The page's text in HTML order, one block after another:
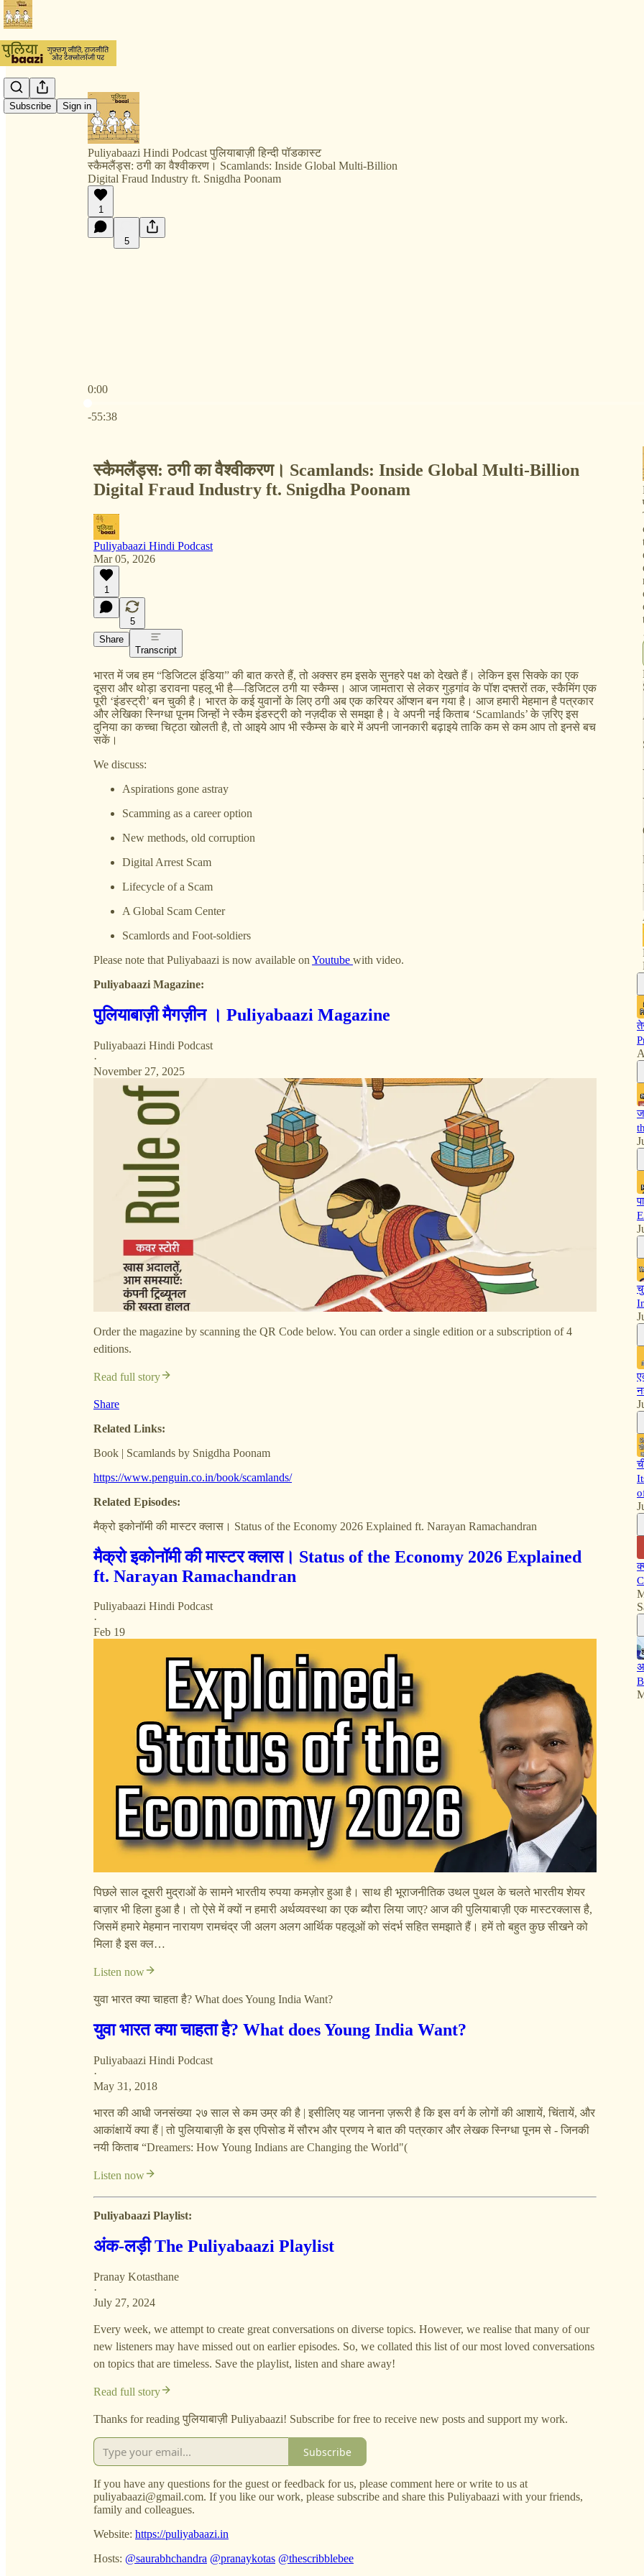
Subscribe Sign in
Puliyabaazi Hindi Podcast पुलियाबाज़ी हिन्दी पॉडकास्ट
स्कैमलैंड्स: ठगी का वैश्वीकरण। Scamlands: Inside Global Multi-Billion
Digital Fraud Industry ft. Snigdha Poonam
1
5
0:00
-55:38
स्कैमलैंड्स: ठगी का वैश्वीकरण। Scamlands: Inside Global Multi-Billion
Digital Fraud Industry ft. Snigdha Poonam
Puliyabaazi Hindi Podcast
Mar 05, 2026
1
5
Share
Transcript
भारत में जब हम “डिजिटल इंडिया” की बात करते हैं, तो अक्सर हम इसके सुनहरे पक्ष को देखते हैं। लेकिन इस सिक्के का एक
दूसरा और थोड़ा डरावना पहलू भी है—डिजिटल ठगी या स्कैम्स। आज जामतारा से लेकर गुड़गांव के पॉश दफ्तरों तक, स्कैमिंग एक
पूरी ‘इंडस्ट्री’ बन चुकी है। भारत के कई युवानों के लिए ठगी अब एक करियर ऑप्शन बन गया है। आज हमारी मेहमान है पत्रकार
और लेखिका स्निग्धा पूनम जिन्हों ने स्कैम इंडस्ट्री को नज़दीक से समझा है। वे अपनी नई किताब ‘Scamlands’ के ज़रिए इस
दुनिया का कच्चा चिट्ठा खोलती है, तो आइये आप भी स्कैम्स के बारे में अपनी जानकारी बढ़ाइये ताकि कम से कम आप तो इनसे बच
सकें।
We discuss:
Aspirations gone astray
Scamming as a career option
New methods, old corruption
Digital Arrest Scam
Lifecycle of a Scam
A Global Scam Center
Scamlords and Foot-soldiers
Please note that Puliyabaazi is now available on Youtube with video.
Puliyabaazi Magazine:
पुलियाबाज़ी मैगज़ीन । Puliyabaazi Magazine
Puliyabaazi Hindi Podcast
·
November 27, 2025
Order the magazine by scanning the QR Code below. You can order a single edition or a subscription of 4
editions.
Read full story
Share
Related Links:
Book | Scamlands by Snigdha Poonam
https://www.penguin.co.in/book/scamlands/
Related Episodes:
मैक्रो इकोनॉमी की मास्टर क्लास। Status of the Economy 2026 Explained ft. Narayan Ramachandran
मैक्रो इकोनॉमी की मास्टर क्लास। Status of the Economy 2026 Explained
ft. Narayan Ramachandran
Puliyabaazi Hindi Podcast
·
Feb 19
पिछले साल दूसरी मुद्राओं के सामने भारतीय रुपया कमज़ोर हुआ है। साथ ही भूराजनीतिक उथल पुथल के चलते भारतीय शेयर
बाज़ार भी हिला हुआ है। तो ऐसे में क्यों न हमारी अर्थव्यवस्था का एक ब्यौरा लिया जाए? आज की पुलियाबाज़ी एक मास्टरक्लास है,
जिसमें हमारे मेहमान नारायण रामचंद्र जी अलग अलग आर्थिक पहलूओं को संदर्भ सहित समझाते हैं। हमें तो बहुत कुछ सीखने को
मिला है इस क्ल…
Listen now
युवा भारत क्या चाहता है? What does Young India Want?
युवा भारत क्या चाहता है? What does Young India Want?
Puliyabaazi Hindi Podcast
·
May 31, 2018
भारत की आधी जनसंख्या २७ साल से कम उम्र की है | इसीलिए यह जानना ज़रूरी है कि इस वर्ग के लोगों की आशायें, चिंतायें, और
आकांक्षायें क्या हैं | तो पुलियाबाज़ी के इस एपिसोड में सौरभ और प्रणय ने बात की पत्रकार और लेखक स्निग्धा पूनम से - जिनकी
नयी किताब “Dreamers: How Young Indians are Changing the World"(
Listen now
Puliyabaazi Playlist:
अंक-लड़ी The Puliyabaazi Playlist
Pranay Kotasthane
·
July 27, 2024
Every week, we attempt to create great conversations on diverse topics. However, we realise that many of our
new listeners may have missed out on earlier episodes. So, we collated this list of our most loved conversations
on topics that are timeless. Save the playlist, listen and share away!
Read full story
Thanks for reading पुलियाबाज़ी Puliyabaazi! Subscribe for free to receive new posts and support my work.
Subscribe
If you have any questions for the guest or feedback for us, please comment here or write to us at
puliyabaazi@gmail.com. If you like our work, please subscribe and share this Puliyabaazi with your friends,
family and colleagues.
Website: https://puliyabaazi.in
Hosts: @saurabhchandra @pranaykotas @thescribblebee